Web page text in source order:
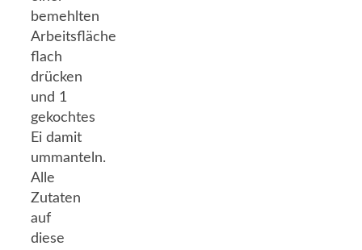
bemehlten
Arbeitsfläche
flach
drücken
und 1
gekochtes
Ei damit
ummanteln.
Alle
Zutaten
auf
diese